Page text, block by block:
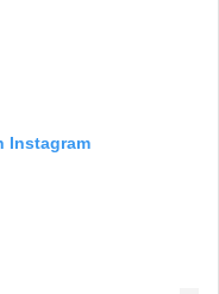
Instagram